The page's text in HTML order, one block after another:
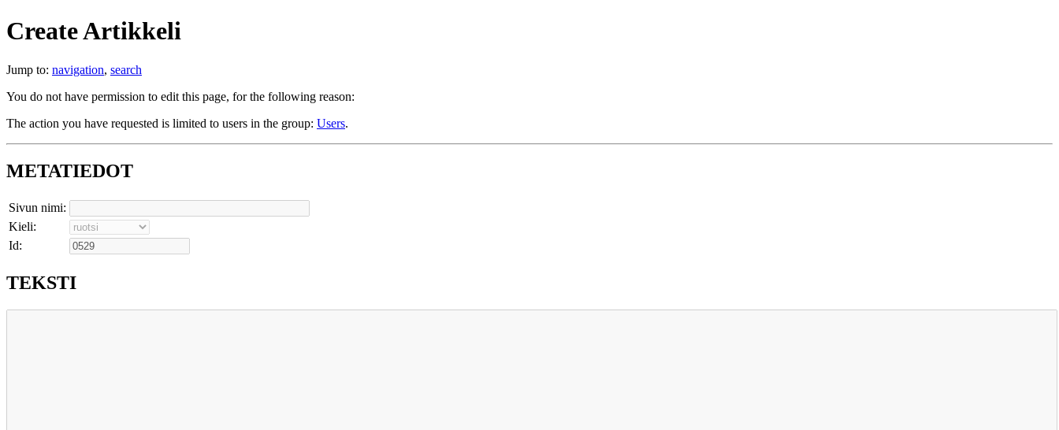
Create Artikkeli
Jump to: navigation, search
You do not have permission to edit this page, for the following reason:
The action you have requested is limited to users in the group: Users.
METATIEDOT
Sivun nimi:
Kieli:
Id:
TEKSTI